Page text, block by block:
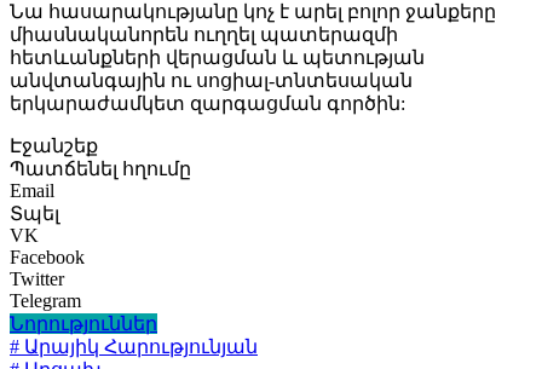
Նա հասարակությանը կոչ է արել բոլոր ջանքերը
միասնականորեն ուղղել պատերազմի
հետևանքների վերացման և պետության
անվտանգային ու սոցիալ-տնտեսական
երկարաժամկետ զարգացման գործին:
Էջանշեք
Պատճենել հղումը
Email
Տպել
VK
Facebook
Twitter
Telegram
Նորություններ
# Արայիկ Հարությունյան